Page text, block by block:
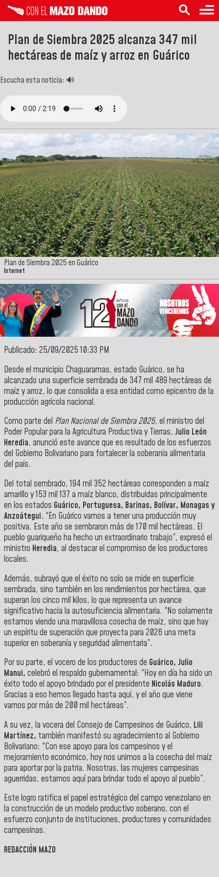
Plan de Siembra 2025 alcanza 347 mil
hectáreas de maíz y arroz en Guárico
Escucha esta noticia: 🔊
Plan de Siembra 2025 en Guárico
Internet
Publicado: 25/09/2025 10:33 PM
Desde el municipio Chaguaramas, estado Guárico, se ha
alcanzado una superficie sembrada de 347 mil 489 hectáreas de
maíz y arroz, lo que consolida a esa entidad como epicentro de la
producción agrícola nacional.
Como parte del Plan Nacional de Siembra 2025, el ministro del
Poder Popular para la Agricultura Productiva y Tierras, Julio León
Heredia, anunció este avance que es resultado de los esfuerzos
del Gobierno Bolivariano para fortalecer la soberanía alimentaria
del país.
Del total sembrado, 194 mil 352 hectáreas corresponden a maíz
amarillo y 153 mil 137 a maíz blanco, distribuidas principalmente
en los estados Guárico, Portuguesa, Barinas, Bolívar, Monagas y
Anzoátegui. “En Guárico vamos a tener una producción muy
positiva. Este año se sembraron más de 170 mil hectáreas. El
pueblo guariqueño ha hecho un extraordinario trabajo”, expresó el
ministro Heredia, al destacar el compromiso de los productores
locales.
Además, subrayó que el éxito no solo se mide en superficie
sembrada, sino también en los rendimientos por hectárea, que
superan los cinco mil kilos, lo que representa un avance
significativo hacia la autosuficiencia alimentaria. “No solamente
estamos viendo una maravillosa cosecha de maíz, sino que hay
un espíritu de superación que proyecta para 2026 una meta
superior en soberanía y seguridad alimentaria”.
Por su parte, el vocero de los productores de Guárico, Julio
Manui, celebró el respaldo gubernamental: “Hoy en día ha sido un
éxito todo el apoyo brindado por el presidente Nicolás Maduro.
Gracias a eso hemos llegado hasta aquí, y el año que viene
vamos por más de 200 mil hectáreas”.
A su vez, la vocera del Consejo de Campesinos de Guárico, Lili
Martínez, también manifestó su agradecimiento al Gobierno
Bolivariano: “Con ese apoyo para los campesinos y el
mejoramiento económico, hoy nos unimos a la cosecha del maíz
para aportar por la patria. Nosotras, las mujeres campesinas
aguerridas, estamos aquí para brindar todo el apoyo al pueblo”.
Este logro ratifica el papel estratégico del campo venezolano en
la construcción de un modelo productivo soberano, con el
esfuerzo conjunto de instituciones, productores y comunidades
campesinas.
REDACCIÓN MAZO